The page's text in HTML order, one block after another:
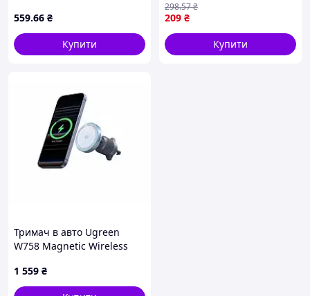
Vent gray AllInOne -market-
without-queues-
559.66 ₴
Купити
тримач на присосці /
Кріплення для телефону в
авто
209 ₴
298.57₴
Купити
Тримач в авто Ugreen
W758 Magnetic Wireless
Starlight Blue
1 559 ₴